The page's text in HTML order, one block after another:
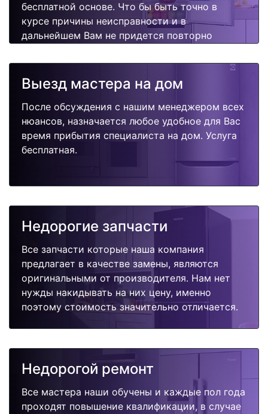
бесплатной основе. Что бы быть точно в
курсе причины неисправности и в
дальнейшем Вам не придется повторно
поломок.
Выезд мастера на дом
После обсуждения с нашим менеджером всех
нюансов, назначается любое удобное для Вас
время прибытия специалиста на дом. Услуга
бесплатная.
Недорогие запчасти
Все запчасти которые наша компания
предлагает в качестве замены, являются
оригинальными от производителя. Нам нет
нужды накидывать на них цену, именно
поэтому стоимость значительно отличается.
Недорогой ремонт
Все мастера наши обучены и каждые пол года
проходят повышение квалификации, в случае